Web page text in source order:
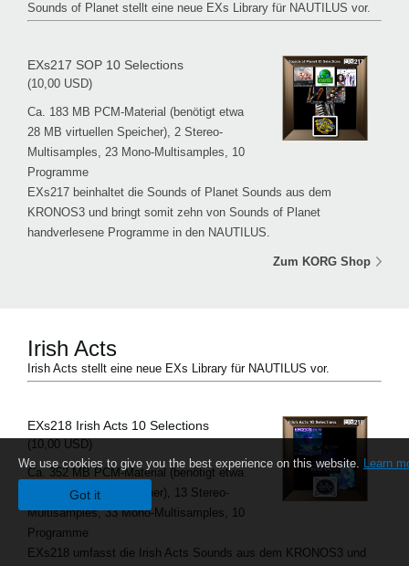
Sounds of Planet stellt eine neue EXs Library für NAUTILUS vor.
EXs217 SOP 10 Selections
(10,00 USD)
Ca. 183 MB PCM-Material (benötigt etwa
28 MB virtuellen Speicher), 2 Stereo-
Multisamples, 23 Mono-Multisamples, 10
Programme
EXs217 beinhaltet die Sounds of Planet Sounds aus dem
KRONOS3 und bringt somit zehn von Sounds of Planet
handverlesene Programme in den NAUTILUS.
Zum KORG Shop
Irish Acts
Irish Acts stellt eine neue EXs Library für NAUTILUS vor.
EXs218 Irish Acts 10 Selections
(10,00 USD)
Ca. 352 MB PCM-Material (benötigt etwa
42 MB virtuellen Speicher), 13 Stereo-
Multisamples, 33 Mono-Multisamples, 10
Programme
EXs218 umfasst die Irish Acts Sounds aus dem KRONOS3 und
We use cookies to give you the best experience on this website. Learn
Got it